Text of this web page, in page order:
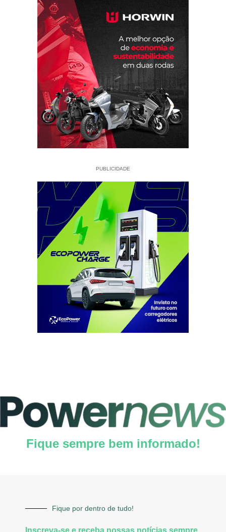
PUBLICIDADE
Fique sempre bem informado!
Fique por dentro de tudo!
Inscreva-se e receba nossas notícias sempre